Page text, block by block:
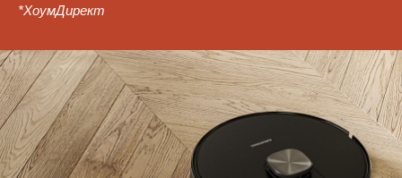
*ХоумДирект